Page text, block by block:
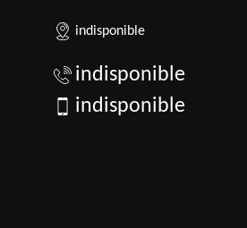
indisponible
indisponible
indisponible